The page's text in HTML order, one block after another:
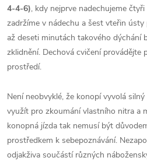
4-4-6), kdy nejprve nadechujeme
zadržíme v nádechu a šest vteřin
až deseti minutách takového dýchání
zklidnění. Dechová cvičení provádějte
prostředí.
Není neobvyklé, že konopí vyvolá
využít pro zkoumání vlastního nitra a
konopná jízda tak nemusí být
prostředkem k sebepoznávání.
odjakživa součástí různých